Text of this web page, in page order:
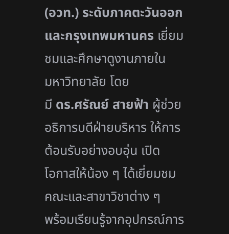
(อวท.) ระดับภาคตะวันออก
และกรุงเทพมหานคร เยี่ยม
ชมและศึกษาดูงานภายใน
มหาวิทยาลัย โดย
มี ดร.ศรัณย์ สายฟ้า ผู้ช่วย
อธิการบดีฝ่ายบริหาร ให้การ
ต้อนรับอย่างอบอุ่น เปิด
โอกาสให้น้อง ๆ ได้เยี่ยมชม
คณะและสาขาวิชาต่าง ๆ
พร้อมเรียนรู้จากอุปกรณ์การ